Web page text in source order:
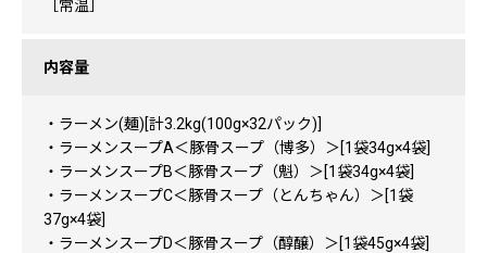
［常温］
内容量
・ラーメン(麺)[計3.2kg(100g×32パック)]
・ラーメンスープA＜豚骨スープ（博多）＞[1袋34g×4袋]
・ラーメンスープB＜豚骨スープ（魁）＞[1袋34g×4袋]
・ラーメンスープC＜豚骨スープ（とんちゃん）＞[1袋
37g×4袋]
・ラーメンスープD＜豚骨スープ（醇醸）＞[1袋45g×4袋]